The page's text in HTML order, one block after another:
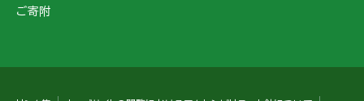
ご寄附